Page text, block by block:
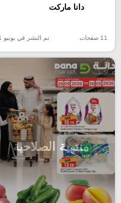
دانا ماركت
11 صفحات تم النشر في يونيو 01
منتهية الصلاحية